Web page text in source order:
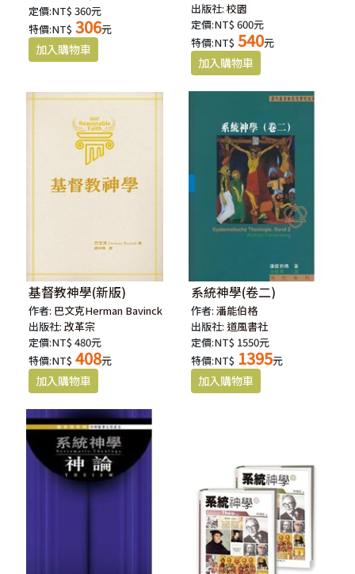
定價:NT$ 360元
特價:NT$ 306元
出版社:校園
定價:NT$ 600元
特價:NT$ 540元
基督教神學(新版)
作者: 巴文克Herman Bavinck
出版社:改革宗
定價:NT$ 480元
特價:NT$ 408元
系統神學(卷二)
作者:潘能伯格
出版社:道風書社
定價:NT$ 1550元
特價:NT$ 1395元